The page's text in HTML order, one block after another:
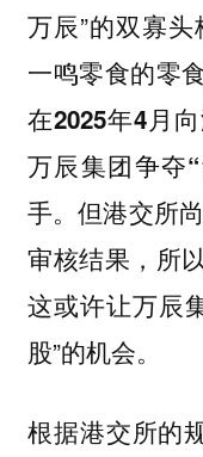
万辰”的双寡头
一鸣零食的零
在2025年4月
万辰集团争夺
手。但港交所
审核结果，所
这或许让万辰
股”的机会。
根据港交所的